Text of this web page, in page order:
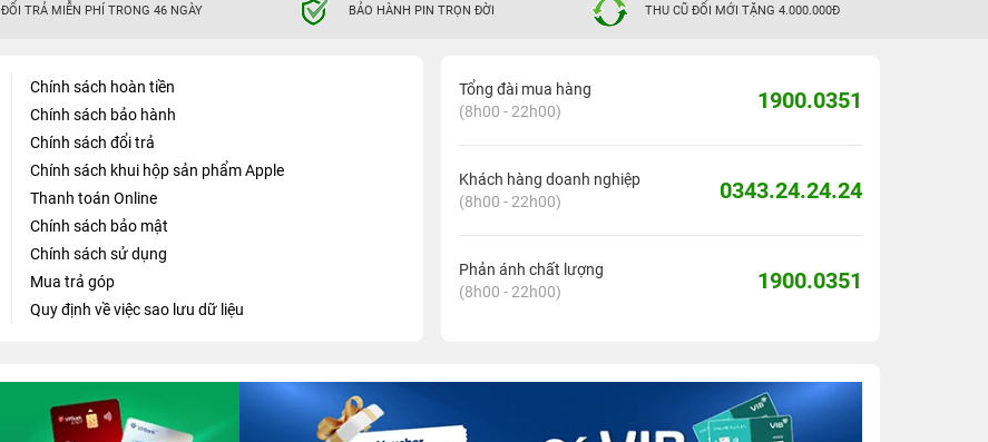
ĐỔI TRẢ MIỄN PHÍ TRONG 46 NGÀY BẢO HÀNH PIN TRỌN ĐỜI THU CŨ ĐỔI MỚI TẶNG 4.000.000Đ
Chính sách hoàn tiền
Chính sách bảo hành
Chính sách đổi trả
Chính sách khui hộp sản phẩm Apple
Thanh toán Online
Chính sách bảo mật
Chính sách sử dụng
Mua trả góp
Quy định về việc sao lưu dữ liệu
Tổng đài mua hàng
(8h00 - 22h00)
1900.0351
Khách hàng doanh nghiệp
(8h00 - 22h00)
0343.24.24.24
Phản ánh chất lượng
(8h00 - 22h00)
1900.0351